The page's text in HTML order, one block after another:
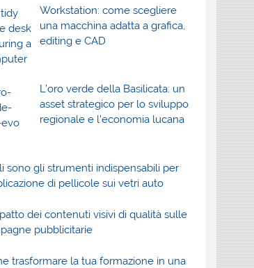
Workstation: come scegliere
una macchina adatta a grafica,
editing e CAD
L’oro verde della Basilicata: un
asset strategico per lo sviluppo
regionale e l’economia lucana
sono gli strumenti indispensabili per
di pellicole sui vetri auto
dei contenuti visivi di qualità sulle
pubblicitarie
trasformare la tua formazione in una